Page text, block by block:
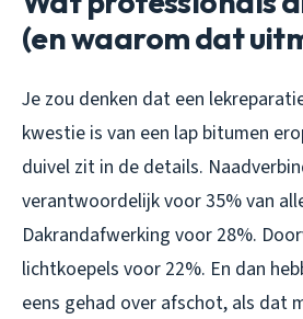
(en waarom dat
Je zou denken dat een
kwestie is van een lap bitumen
duivel zit in de details.
verantwoordelijk voor 35% van
Dakrandafwerking voor 28%.
lichtkoepels voor 22%. En dan
eens gehad over afschot, als dat